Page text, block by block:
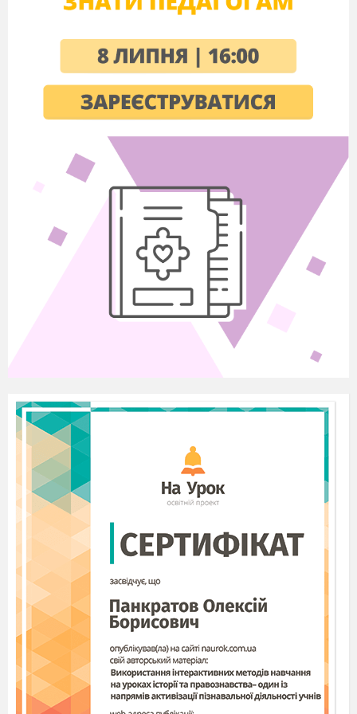
Правила
складоподілу
20.09
Ненаголошені й
наголошені голосні
25.09
Вживання великої
літери. Власні й
загальні назви
27.09
Діагностувальна
робота №1
Повторення
початкових класах.
02.10
слова
11
Пряме та переносне
значення
12 РМ№3
Графічна та
числова інформація
13
Словник іншомовних
слів
Неологізми,
письменницькі
новотвори.
18.10
15 РМ.№ 4.Звукова та
мультимедійна
інформація
30.10
16 Явище синонімії
01.11
17
Явище антонімії
06.11
18
Синонімія та